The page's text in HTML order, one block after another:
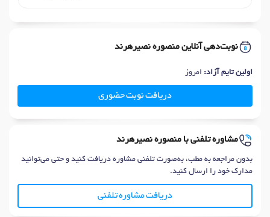
نوبت‌دهی آنلاین منصوره نصیرهرند
اولین تایم آزاد: امروز
دریافت نوبت حضوری
مشاوره تلفنی با منصوره نصیرهرند
بدون مراجعه به مطب، به‌صورت تلفنی مشاوره دریافت کنید و حتی می‌توانید
مدارک خود را ارسال کنید.
دریافت مشاوره تلفنی